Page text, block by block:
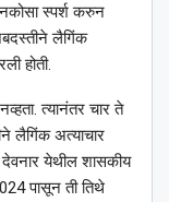
नकोसा स्पर्श करुन
लैगिंक
होती.
त्यानंतर चार ते
लैगिंक अत्याचार
देवनार येथील शासकीय
पासून ती तिथे